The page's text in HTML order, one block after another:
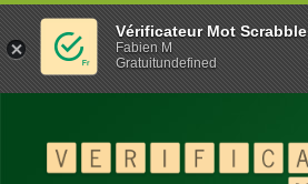
Vérificateur Mot Scrabble
Fabien M
Gratuitundefined